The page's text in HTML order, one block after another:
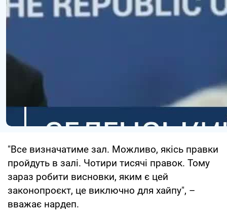
"Все визначатиме зал. Можливо, якісь правки
пройдуть в залі. Чотири тисячі правок. Тому
зараз робити висновки, яким є цей
законопроєкт, це виключно для хайпу", –
вважає нардеп.